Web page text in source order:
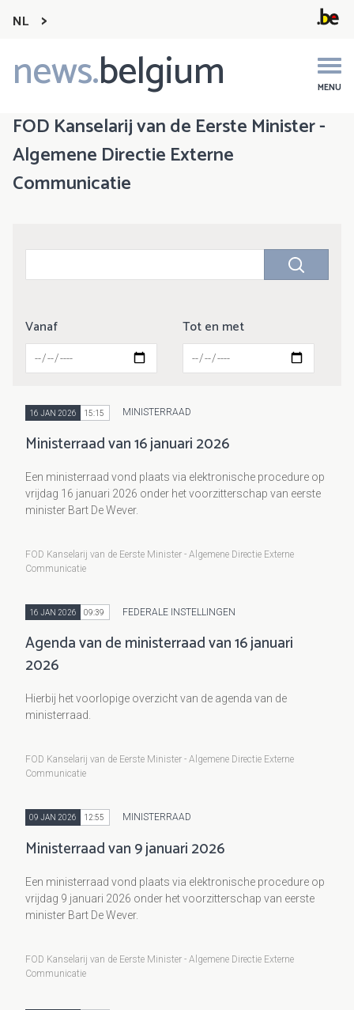
NL
news.belgium MENU
Main
navigation
FOD Kanselarij van de Eerste Minister -
Algemene Directie Externe
Communicatie
Vanaf Tot en met
16 JAN 2026 15:15 MINISTERRAAD
Ministerraad van 16 januari 2026
Een ministerraad vond plaats via elektronische procedure op
vrijdag 16 januari 2026 onder het voorzitterschap van eerste
minister Bart De Wever.
FOD Kanselarij van de Eerste Minister - Algemene Directie Externe
Communicatie
16 JAN 2026 09:39 FEDERALE INSTELLINGEN
Agenda van de ministerraad van 16 januari
2026
Hierbij het voorlopige overzicht van de agenda van de
ministerraad.
FOD Kanselarij van de Eerste Minister - Algemene Directie Externe
Communicatie
09 JAN 2026 12:55 MINISTERRAAD
Ministerraad van 9 januari 2026
Een ministerraad vond plaats via elektronische procedure op
vrijdag 9 januari 2026 onder het voorzitterschap van eerste
minister Bart De Wever.
FOD Kanselarij van de Eerste Minister - Algemene Directie Externe
Communicatie